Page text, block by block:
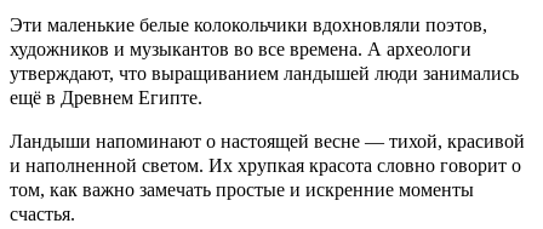
Эти маленькие белые колокольчики вдохновляли поэтов,
художников и музыкантов во все времена. А археологи
утверждают, что выращиванием ландышей люди занимались
ещё в Древнем Египте.
Ландыши напоминают о настоящей весне — тихой, красивой
и наполненной светом. Их хрупкая красота словно говорит о
том, как важно замечать простые и искренние моменты
счастья.